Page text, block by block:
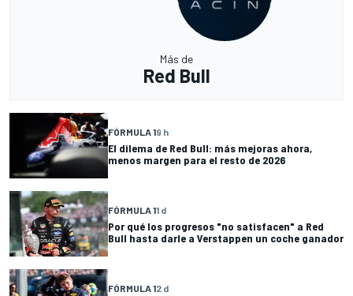
Más de
Red Bull
FÓRMULA 19 h
El dilema de Red Bull: más mejoras ahora,
menos margen para el resto de 2026
FÓRMULA 11 d
Por qué los progresos "no satisfacen" a Red
Bull hasta darle a Verstappen un coche ganador
FÓRMULA 12 d